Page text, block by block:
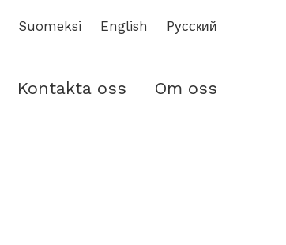
Suomeksi English Pусский
Kontakta oss Om oss